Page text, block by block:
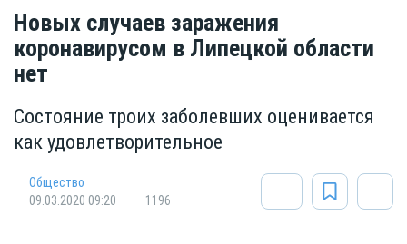
Новых случаев заражения
коронавирусом в Липецкой области
нет
Состояние троих заболевших оценивается
как удовлетворительное
Общество
09.03.2020 09:20
1196